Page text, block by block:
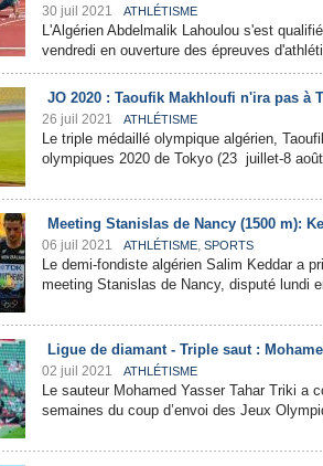
30 juil 2021 ATHLÉTISME
L'Algérien Abdelmalik Lahoulou s'est
vendredi en ouverture des épreuves
JO 2020 : Taoufik Makhloufi n'ira pas à
26 juil 2021 ATHLÉTISME
Le triple médaillé olympique algérien,
olympiques 2020 de Tokyo (23 juillet-8
Meeting Stanislas de Nancy (1500 m):
06 juil 2021 ATHLÉTISME, SPORTS
Le demi-fondiste algérien Salim Keddar a
meeting Stanislas de Nancy, disputé lundi
Ligue de diamant - Triple saut :
02 juil 2021 ATHLÉTISME
Le sauteur Mohamed Yasser Tahar Triki a
semaines du coup d’envoi des Jeux